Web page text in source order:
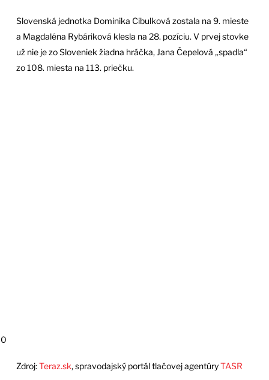
Slovenská jednotka Dominika Cibulková zostala na 9. mieste
a Magdaléna Rybáriková klesla na 28. pozíciu. V prvej stovke
už nie je zo Sloveniek žiadna hráčka, Jana Čepelová „spadla“
zo 108. miesta na 113. priečku.
Zdroj:Teraz.sk, spravodajský portál tlačovej agentúryTASR